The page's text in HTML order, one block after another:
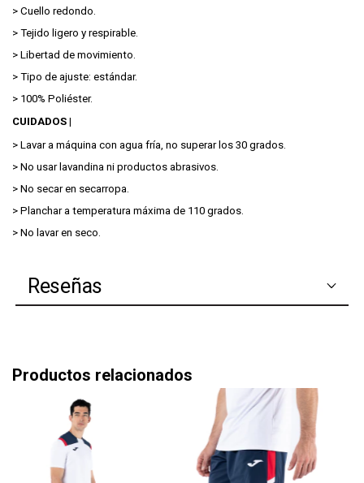
> Cuello redondo.
> Tejido ligero y respirable.
> Libertad de movimiento.
> Tipo de ajuste: estándar.
> 100% Poliéster.
CUIDADOS |
> Lavar a máquina con agua fría, no superar los 30 grados.
> No usar lavandina ni productos abrasivos.
> No secar en secarropa.
> Planchar a temperatura máxima de 110 grados.
> No lavar en seco.
Reseñas
Productos relacionados